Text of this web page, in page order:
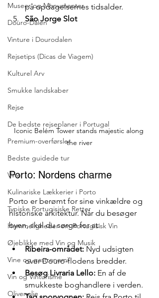
Museer og Monumenter
Douro-Dalen
Vinture i Dourodalen
Rejsetips (Dicas de Viagem)
Kulturel Arv
Smukke landskaber
Rejse
De bedste rejseplaner i Portugal
Premium-overførsler
Bedste guidede tur
Vine
Kulinariske Lækkerier i Porto
Typiske Portugisiske Retter
Hemmeligheder om Portugisisk Vin
Øjeblikke med Vin og Musik
Vine og gastronomi
Vin og Vinturisme
Olivenolie
på opdagelsernes tidsalder.
São Jorge Slot
Iconic Belém Tower stands majestic along
the river
Porto: Nordens charme
Porto er berømt for sine vinkældre og
historiske arkitektur. Når du besøger
byen, skal du sørge for at:
Ribeira-området: Nyd udsigten
over Douro-flodens bredder.
Besøg Livraria Lello: En af de
smukkeste boghandlere i verden.